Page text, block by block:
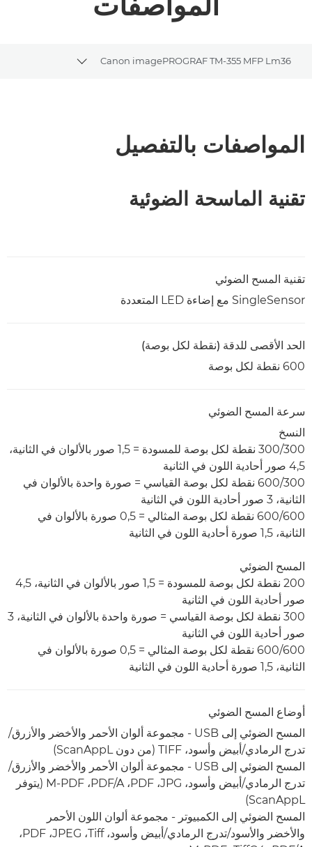
Canon imagePROGRAF TM-355 MFP Lm36
breadcrumbs
المواصفات بالتفصيل
تقنية الماسحة الضوئية
تقنية المسح الضوئي
SingleSensor مع إضاءة LED المتعددة
الحد الأقصى للدقة (نقطة لكل بوصة)
600 نقطة لكل بوصة
سرعة المسح الضوئي
النسخ
300/300 نقطة لكل بوصة للمسودة = 1,5 صور بالألوان في الثانية،
4,5 صور أحادية اللون في الثانية
600/300 نقطة لكل بوصة القياسي = صورة واحدة بالألوان في
الثانية، 3 صور أحادية اللون في الثانية
600/600 نقطة لكل بوصة المثالي = 0,5 صورة بالألوان في
الثانية، 1,5 صورة أحادية اللون في الثانية
المسح الضوئي
200 نقطة لكل بوصة للمسودة = 1,5 صور بالألوان في الثانية، 4,5
صور أحادية اللون في الثانية
300 نقطة لكل بوصة القياسي = صورة واحدة بالألوان في الثانية، 3
صور أحادية اللون في الثانية
600/600 نقطة لكل بوصة المثالي = 0,5 صورة بالألوان في
الثانية، 1,5 صورة أحادية اللون في الثانية
أوضاع المسح الضوئي
المسح الضوئي إلى USB‏ - مجموعة ألوان الأحمر والأخضر والأزرق/
تدرج الرمادي/أبيض وأسود، TIFF (من دون ScanAppL)
المسح الضوئي إلى USB‏ - مجموعة ألوان الأحمر والأخضر والأزرق/
تدرج الرمادي/أبيض وأسود، JPG، ‏PDF، ‏PDF/A، ‏M-PDF ‏(يتوفر
ScanAppL)
المسح الضوئي إلى الكمبيوتر - مجموعة ألوان اللون الأحمر
والأخضر والأسود/تدرج الرمادي/أبيض وأسود، Tiff‏، JPEG‏، PDF‏،